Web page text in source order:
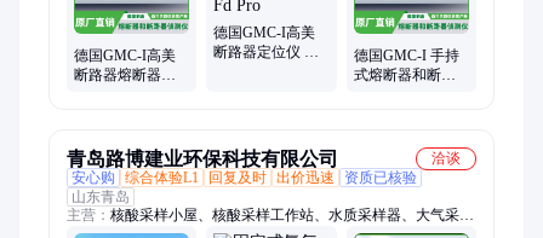
电源、高频电刀分析仪、患者模拟器、绝缘耐压测试仪、紫外照
度计、光伏电站测试仪
德国GMC-I高美
断路器熔断器寻
德国GMC-I高美
断路器定位仪 熔
德国GMC-I 手持
式熔断器和断路
青岛路博建业环保科技有限公司
洽谈
安心购
综合体验L1 回复及时 出价迅速
资质已核验
山东青岛
主营： 核酸采样小屋、核酸采样工作站、水质采样器、大气采样